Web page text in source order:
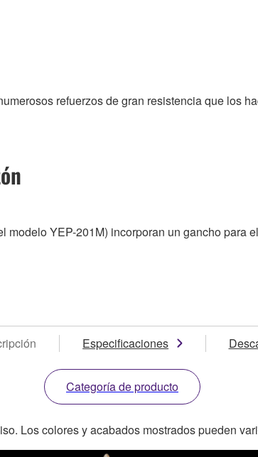
refuerzos de gran resistencia que los
YEP-201M) incorporan un gancho para
Especificaciones
Categoría de producto
Los colores y acabados mostrados pueden